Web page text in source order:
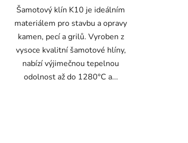
Šamotový klín K10 je ideálním
materiálem pro stavbu a opravy
kamen, pecí a grilů. Vyroben z
vysoce kvalitní šamotové hlíny,
nabízí výjimečnou tepelnou
odolnost až do 1280°C a...